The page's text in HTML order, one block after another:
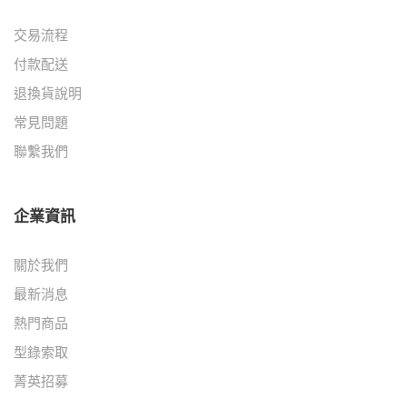
交易流程
付款配送
退換貨說明
常見問題
聯繫我們
企業資訊
關於我們
最新消息
熱門商品
型錄索取
菁英招募